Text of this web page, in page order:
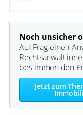
Noch unsicher
Auf Frag-einen-
Rechtsanwalt
bestimmen den
Jetzt zum